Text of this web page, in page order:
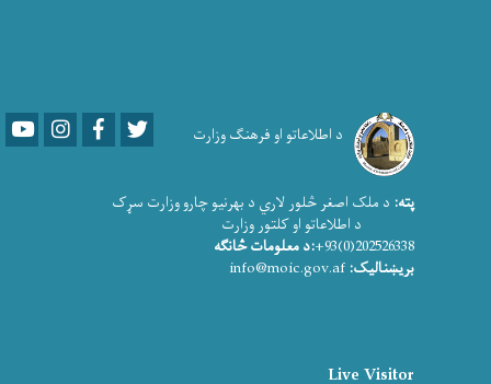
د اطلاعاتو او فرهنګ وزارت YoutubeLinkedInFacebook
پته: د ملک اصغر څلور لاري د بهرنیو چارو وزارت سړک
د اطلاعاتو او کلتور وزارت
202526338(0)93+
:د معلومات څانګه
بریښنالیک: info@moic.gov.af
Live Visitor